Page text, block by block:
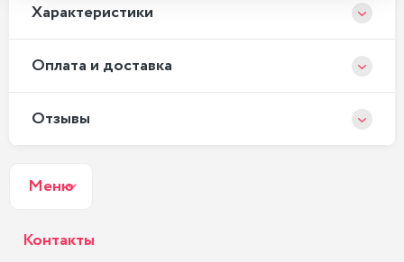
Xарактеристики
Оплата и доставка
Отзывы
Меню
Контакты